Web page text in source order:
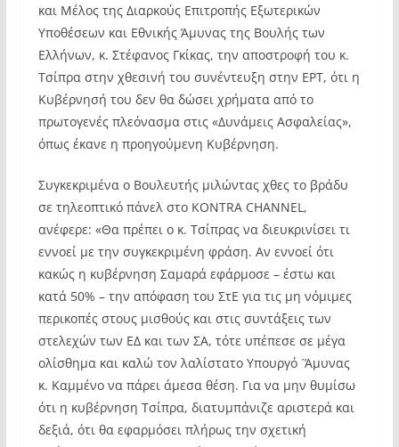
και Μέλος της Διαρκούς Επιτροπής Εξωτερικών
Υποθέσεων και Εθνικής Άμυνας της Βουλής των
Ελλήνων, κ. Στέφανος Γκίκας, την αποστροφή του κ.
Τσίπρα στην χθεσινή του συνέντευξη στην ΕΡΤ, ότι η
Κυβέρνησή του δεν θα δώσει χρήματα από το
πρωτογενές πλεόνασμα στις «Δυνάμεις Ασφαλείας»,
όπως έκανε η προηγούμενη Κυβέρνηση.
Συγκεκριμένα ο Βουλευτής μιλώντας χθες το βράδυ
σε τηλεοπτικό πάνελ στο KONTRA CHANNEL,
ανέφερε: «Θα πρέπει ο κ. Τσίπρας να διευκρινίσει τι
εννοεί με την συγκεκριμένη φράση. Αν εννοεί ότι
κακώς η κυβέρνηση Σαμαρά εφάρμοσε – έστω και
κατά 50% – την απόφαση του ΣτΕ για τις μη νόμιμες
περικοπές στους μισθούς και στις συντάξεις των
στελεχών των ΕΔ και των ΣΑ, τότε υπέπεσε σε μέγα
ολίσθημα και καλώ τον λαλίστατο Υπουργό ´Άμυνας
κ. Καμμένο να πάρει άμεσα θέση. Για να μην θυμίσω
ότι η κυβέρνηση Τσίπρα, διατυμπάνιζε αριστερά και
δεξιά, ότι θα εφαρμόσει πλήρως την σχετική